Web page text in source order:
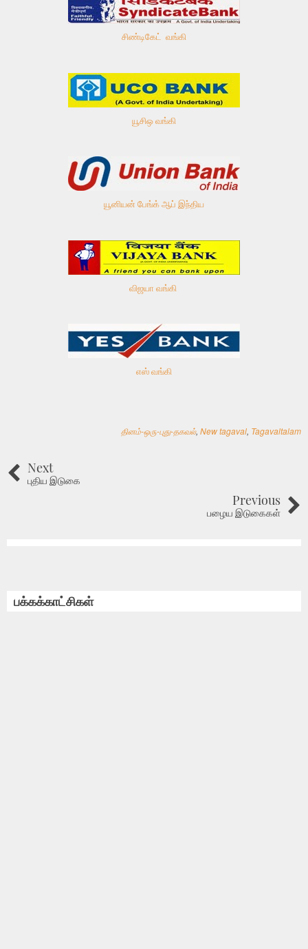
சிண்டிகேட் வங்கி
யூசிஒ வங்கி
யூனியன் பேங்க் ஆப் இந்திய
விஜயா வங்கி
எஸ் வங்கி
தினம்-ஒரு-புது-தகவல், New tagaval, Tagavaltalam
Next
புதிய இடுகை
Previous
பழைய இடுகைகள்
பக்கக்காட்சிகள்